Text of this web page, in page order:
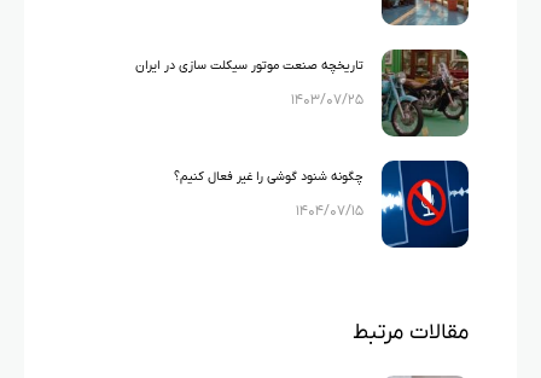
تاریخچه صنعت موتور سیکلت سازی در ایران
۱۴۰۳/۰۷/۲۵
چگونه شنود گوشی را غیر فعال کنیم؟
۱۴۰۴/۰۷/۱۵
مقالات مرتبط